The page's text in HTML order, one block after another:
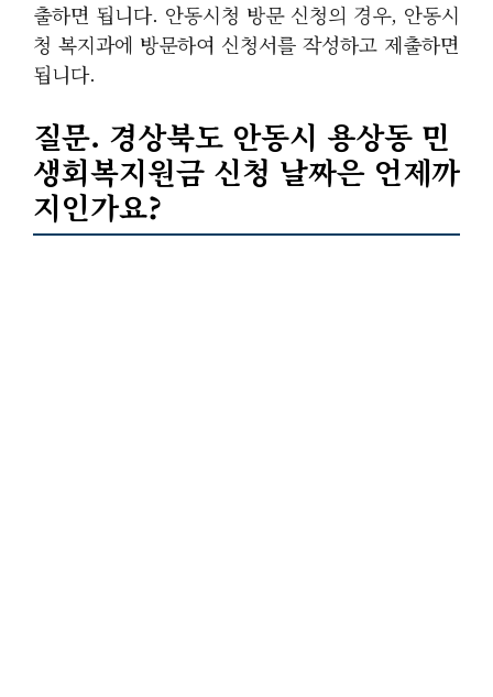
출하면 됩니다. 안동시청 방문 신청의 경우, 안동시
청 복지과에 방문하여 신청서를 작성하고 제출하면
됩니다.
질문. 경상북도 안동시 용상동 민
생회복지원금 신청 날짜은 언제까
지인가요?